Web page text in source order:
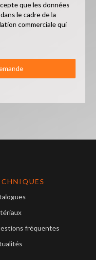
que les données
le cadre de la
commerciale qui
fréquentes